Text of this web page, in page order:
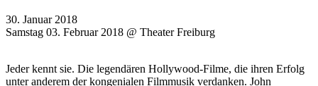
30. Januar 2018
Samstag 03. Februar 2018 @ Theater Freiburg
Jeder kennt sie. Die legendären Hollywood-Filme, die ihren Erfolg
unter anderem der kongenialen Filmmusik verdanken. John